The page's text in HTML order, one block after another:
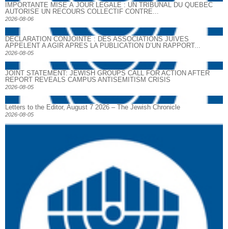
IMPORTANTE MISE À JOUR LÉGALE : UN TRIBUNAL DU QUÉBEC
AUTORISE UN RECOURS COLLECTIF CONTRE...
2026-08-06
DECLARATION CONJOINTE : DES ASSOCIATIONS JUIVES
APPELENT A AGIR APRES LA PUBLICATION D’UN RAPPORT...
2026-08-05
JOINT STATEMENT: JEWISH GROUPS CALL FOR ACTION AFTER
REPORT REVEALS CAMPUS ANTISEMITISM CRISIS
2026-08-05
Letters to the Editor, August 7 2026 – The Jewish Chronicle
2026-08-05